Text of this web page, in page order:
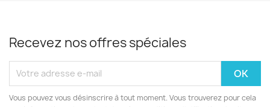
Recevez nos offres spéciales
Vous pouvez vous désinscrire à tout moment. Vous trouverez pour cela